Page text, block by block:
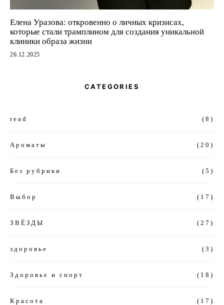
Елена Уразова: откровенно о личных кризисах,
которые стали трамплином для создания уникальной
клиники образа жизни
26.12.2025
CATEGORIES
read (8)
Ароматы (20)
Без рубрики (5)
Выбор (17)
ЗВЁЗДЫ (27)
здоровье (3)
Здоровье и спорт (18)
Красота (17)